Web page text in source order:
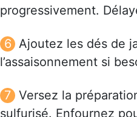
progressivement.
Ajoutez les dés de
l’assaisonnement si
Versez la
sulfurisé. Enfournez